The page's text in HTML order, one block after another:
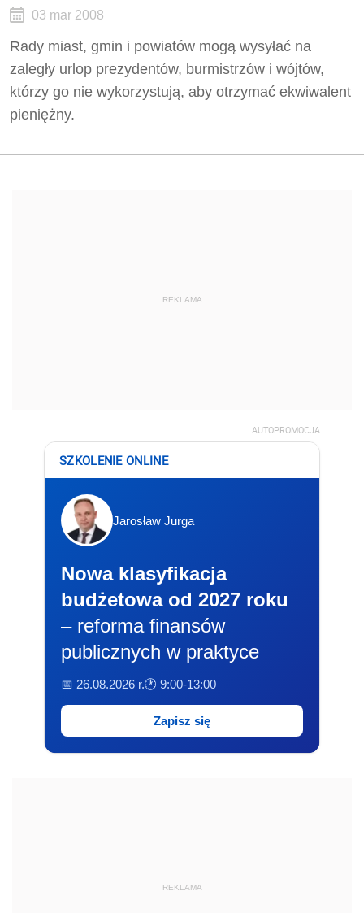
03 mar 2008
Rady miast, gmin i powiatów mogą wysyłać na
zaległy urlop prezydentów, burmistrzów i wójtów,
którzy go nie wykorzystują, aby otrzymać ekwiwalent
pieniężny.
REKLAMA
AUTOPROMOCJA
SZKOLENIE ONLINE
Jarosław Jurga
Nowa klasyfikacja
budżetowa od 2027 roku
– reforma finansów
publicznych w praktyce
📅 26.08.2026 r.🕐 9:00-13:00
Zapisz się
REKLAMA